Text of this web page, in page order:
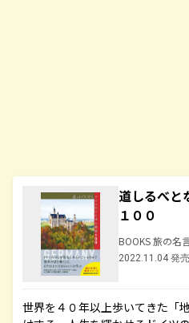
道しるべと
１００
BOOKS 旅の名
2022.11.04 発売
世界を４０年以上歩いてきた「